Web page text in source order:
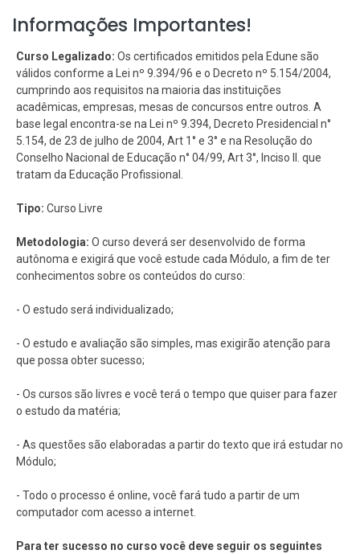
Informações Importantes!
Curso Legalizado: Os certificados emitidos pela Edune são
válidos conforme a Lei nº 9.394/96 e o Decreto nº 5.154/2004,
cumprindo aos requisitos na maioria das instituições
acadêmicas, empresas, mesas de concursos entre outros. A
base legal encontra-se na Lei nº 9.394, Decreto Presidencial n°
5.154, de 23 de julho de 2004, Art 1° e 3° e na Resolução do
Conselho Nacional de Educação n° 04/99, Art 3°, Inciso II. que
tratam da Educação Profissional.
Tipo: Curso Livre
Metodologia: O curso deverá ser desenvolvido de forma
autônoma e exigirá que você estude cada Módulo, a fim de ter
conhecimentos sobre os conteúdos do curso:
- O estudo será individualizado;
- O estudo e avaliação são simples, mas exigirão atenção para
que possa obter sucesso;
- Os cursos são livres e você terá o tempo que quiser para fazer
o estudo da matéria;
- As questões são elaboradas a partir do texto que irá estudar no
Módulo;
- Todo o processo é online, você fará tudo a partir de um
computador com acesso a internet.
Para ter sucesso no curso você deve seguir os seguintes